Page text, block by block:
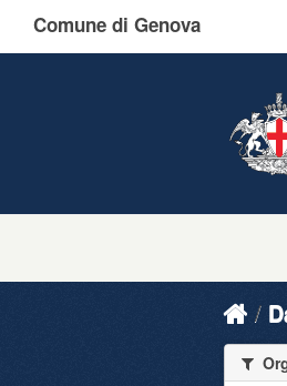
Comune di Genova